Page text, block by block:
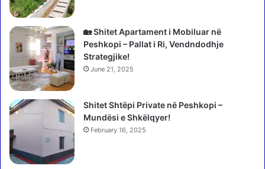
j
e
n
g
r
u
i
t
n
ë
🏡 Shitet Apartament i Mobiluar në
Peshkopi – Pallat i Ri, Vendndodhje
Strategjike!
June 21, 2025
Shitet Shtëpi Private në Peshkopi –
Mundësi e Shkëlqyer!
February 16, 2025